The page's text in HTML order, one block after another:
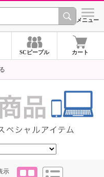
ショッ
メニュー
SCピープル カート
示
タイル